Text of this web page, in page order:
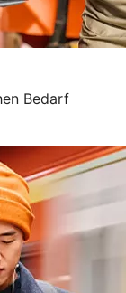
Bedarf